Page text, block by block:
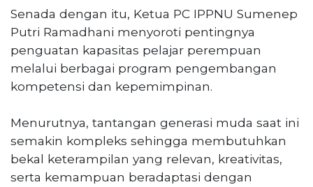
Senada dengan itu, Ketua PC IPPNU Sumenep
Putri Ramadhani menyoroti pentingnya
penguatan kapasitas pelajar perempuan
melalui berbagai program pengembangan
kompetensi dan kepemimpinan.
Menurutnya, tantangan generasi muda saat ini
semakin kompleks sehingga membutuhkan
bekal keterampilan yang relevan, kreativitas,
serta kemampuan beradaptasi dengan